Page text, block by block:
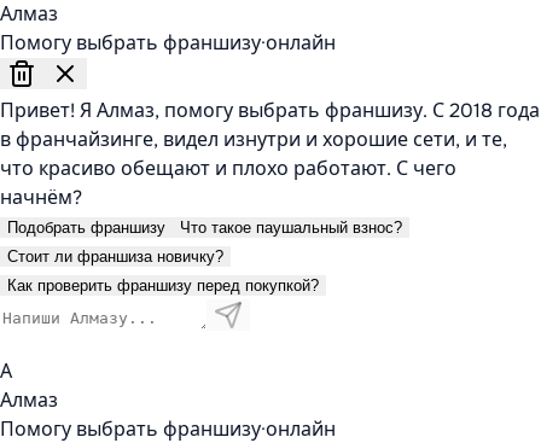
Алмаз
Помогу выбрать франшизу·онлайн
Привет! Я Алмаз, помогу выбрать франшизу. С 2018 года
в франчайзинге, видел изнутри и хорошие сети, и те,
что красиво обещают и плохо работают. С чего
начнём?
Подобрать франшизу
Что такое паушальный взнос?
Стоит ли франшиза новичку?
Как проверить франшизу перед покупкой?
А
Алмаз
Помогу выбрать франшизу·онлайн